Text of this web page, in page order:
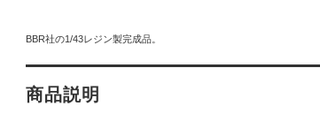
BBR社の1/43レジン製完成品。
商品説明